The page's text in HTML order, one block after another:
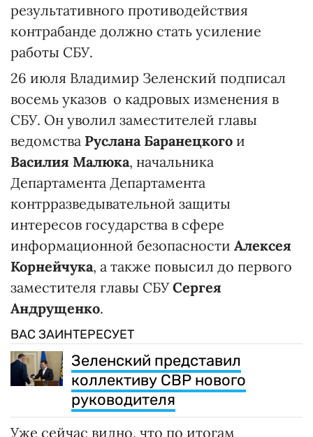
результативного противодействия
контрабанде должно стать усиление
работы СБУ.
26 июля Владимир Зеленский подписал
восемь указов о кадровых изменения в
СБУ. Он уволил заместителей главы
ведомства Руслана Баранецкого и
Василия Малюка, начальника
Департамента Департамента
контрразведывательной защиты
интересов государства в сфере
информационной безопасности Алексея
Корнейчука, а также повысил до первого
заместителя главы СБУСергея
Андрущенко.
ВАС ЗАИНТЕРЕСУЕТ
Зеленский представил
коллективу СВР нового
руководителя
Уже сейчас видно, что по итогам